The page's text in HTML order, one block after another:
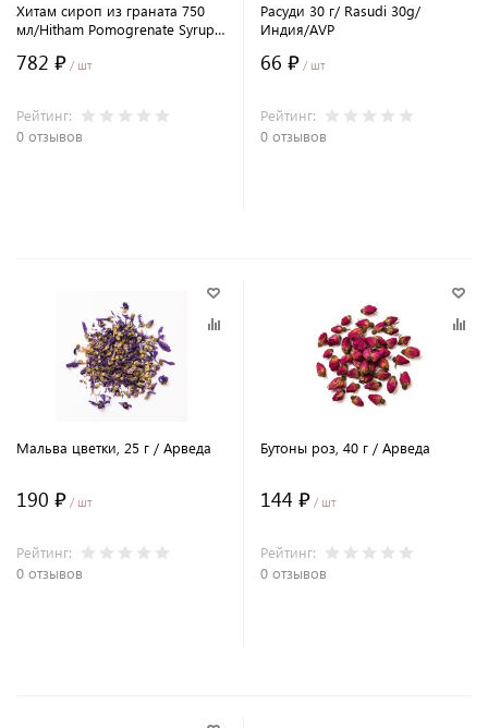
Хитам сироп из граната 750
мл/Hitham Pomogrenate Syrup
782 ₽ / шт
Рейтинг:
0 отзывов
Расуди 30 г/ Rasudi 30g/
Индия/AVP
66 ₽ / шт
Рейтинг:
0 отзывов
Мальва цветки, 25 г / Арведа
190 ₽ / шт
Рейтинг:
0 отзывов
Бутоны роз, 40 г / Арведа
144 ₽ / шт
Рейтинг:
0 отзывов